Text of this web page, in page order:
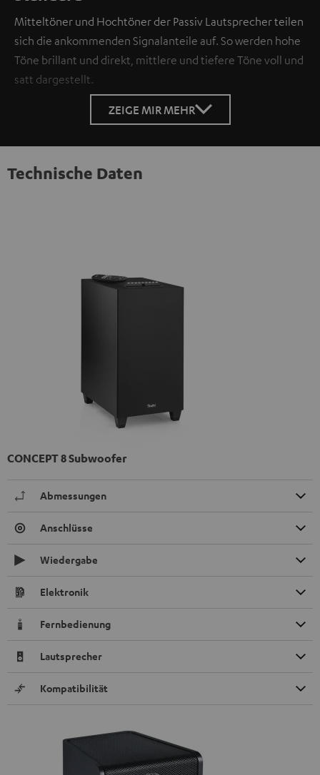
Mitteltöner und Hochtöner der Passiv Lautsprecher teilen
sich die ankommenden Signalanteile auf. So werden hohe
Töne brillant und direkt, mittlere und tiefere Töne voll und
satt dargestellt.
ZEIGE MIR MEHR
Technische Daten
CONCEPT 8 Subwoofer
Abmessungen
Anschlüsse
Wiedergabe
Elektronik
Fernbedienung
Lautsprecher
Kompatibilität